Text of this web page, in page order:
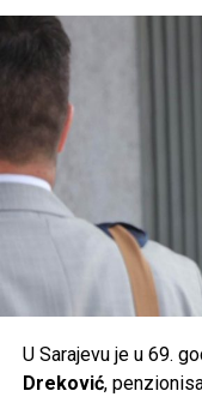
suncu u najtoplijem
prate preporuke
donijeti ekstremne
Share
U Sarajevu je u 69.
Dreković,